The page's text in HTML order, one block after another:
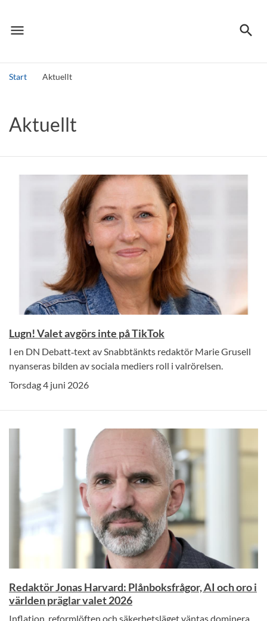
menu
Meny search
Sök
Start Aktuellt
Aktuellt
Lugn! Valet avgörs inte på TikTok
I en DN Debatt‑text av Snabbtänkts redaktör Marie Grusell
nyanseras bilden av sociala mediers roll i valrörelsen.
Torsdag 4 juni 2026
Redaktör Jonas Harvard: Plånboksfrågor, AI och oro i
världen präglar valet 2026
Inflation, reformlöften och säkerhetsläget väntas dominera